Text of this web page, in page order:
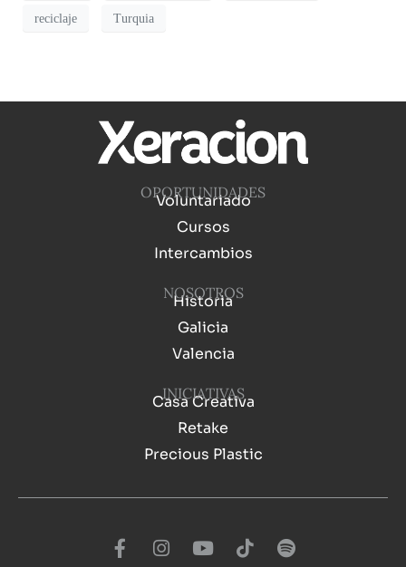
reciclaje Turquia
OPORTUNIDADES
Voluntariado
Cursos
Intercambios
NOSOTROS
Historia
Galicia
Valencia
INICIATIVAS
Casa Creativa
Retake
Precious Plastic